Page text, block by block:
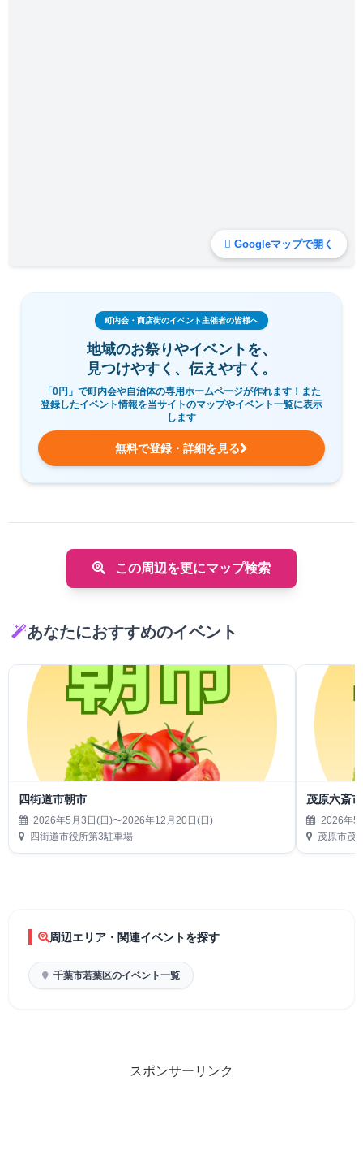
Googleマップで開く
町内会・商店街のイベント主催者の皆様へ
地域のお祭りやイベントを、
見つけやすく、伝えやすく。
「0円」で町内会や自治体の専用ホームページが作れます！また
登録したイベント情報を当サイトのマップやイベント一覧に表示
します
無料で登録・詳細を見る
この周辺を更にマップ検索
あなたにおすすめのイベント
四街道市朝市
2026年5月3日(日)〜2026年12月20日(日)
四街道市役所第3駐車場
茂原六斎市
2026年5
茂原市茂
周辺エリア・関連イベントを探す
千葉市若葉区のイベント一覧
スポンサーリンク